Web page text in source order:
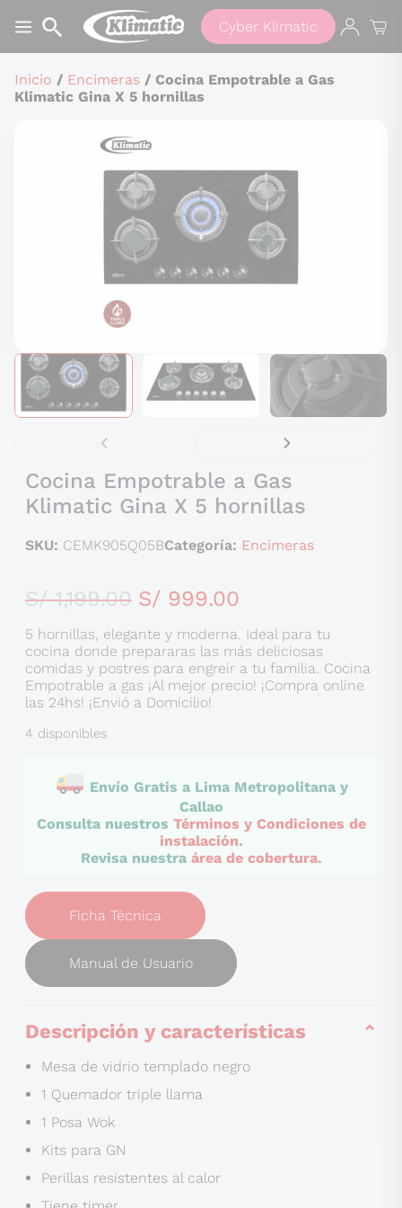
Cyber Klimatic
Inicio / Encimeras / Cocina Empotrable a Gas
Klimatic Gina X 5 hornillas
Cocina Empotrable a Gas
Klimatic Gina X 5 hornillas
SKU: CEMK905Q05BCategoría: Encimeras
S/1,199.00 El
original
era:
S/ 1,199.00.
S/ 999.00
precio
actual
es:
S/ 999.00.
5 hornillas, elegante y moderna. Ideal para tu
cocina donde prepararas las más deliciosas
comidas y postres para engreír a tu familia. Cocina
Empotrable a gas ¡Al mejor precio! ¡Compra online
las 24hs! ¡Envió a Domicilio!
4 disponibles
Envío Gratis a Lima Metropolitana y
Callao
Consulta nuestros Términos y Condiciones de
instalación.
Revisa nuestra área de cobertura.
Ficha Técnica
Manual de Usuario
Descripción y características
Mesa de vidrio templado negro
1 Quemador triple llama
1 Posa Wok
Kits para GN
Perillas resistentes al calor